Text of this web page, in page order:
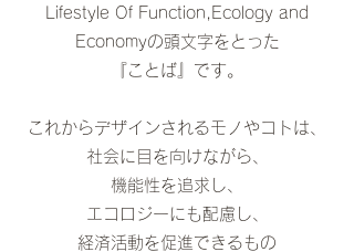
Lifestyle Of Function,Ecology and
Economyの頭文字をとった
​『ことば』です。
これからデザインされるモノやコトは、
社会に目を向けながら、
機能性を追求し、
エコロジーにも配慮し、
経済活動を促進できるもの